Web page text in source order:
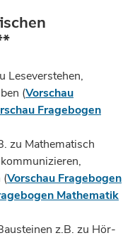
Leseverstehen,
(Vorschau
Fragebogen
zu Mathematisch
(Vorschau Fragebogen
Mathematik
z.B. zu Hör-